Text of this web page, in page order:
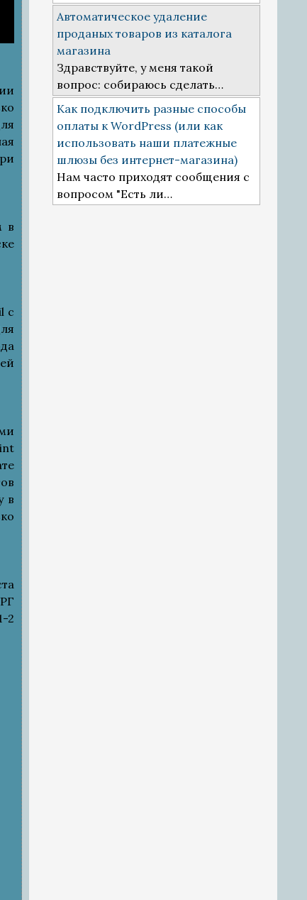
в
с
в
2
Автоматическое удаление
проданых товаров из каталога
магазина
Здравствуйте, у меня такой
вопрос: собираюсь сделать…
Как подключить разные способы
оплаты к WordPress (или как
использовать наши платежные
шлюзы без интернет-магазина)
Нам часто приходят сообщения с
вопросом "Есть ли…